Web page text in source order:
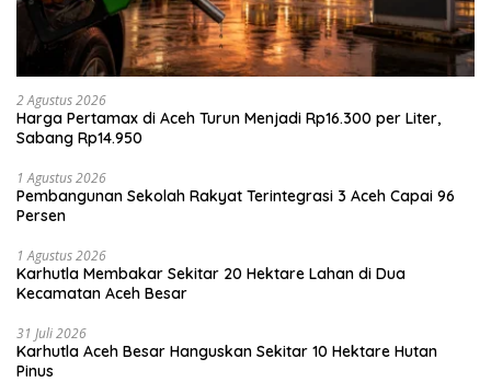
2 Agustus 2026
Harga Pertamax di Aceh Turun Menjadi Rp16.300 per Liter,
Sabang Rp14.950
1 Agustus 2026
Pembangunan Sekolah Rakyat Terintegrasi 3 Aceh Capai 96
Persen
1 Agustus 2026
Karhutla Membakar Sekitar 20 Hektare Lahan di Dua
Kecamatan Aceh Besar
31 Juli 2026
Karhutla Aceh Besar Hanguskan Sekitar 10 Hektare Hutan
Pinus